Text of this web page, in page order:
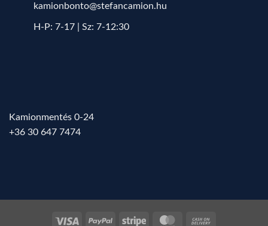
kamionbonto@stefancamion.hu
H-P: 7-17 | Sz: 7-12:30
Kamionmentés 0-24
+36 30 647 7474
Visa PayPal Stripe MasterCard